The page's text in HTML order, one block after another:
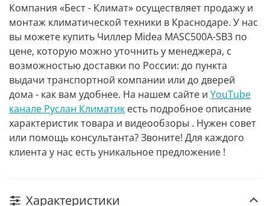
Компания «Бест - Климат» осуществляет продажу и
монтаж климатической техники в Краснодаре. У нас
вы можете купить Чиллер Midea MASC500A-SB3 по
цене, которую можно уточнить у менеджера, с
возможностью доставки по России: до пункта
выдачи транспортной компании или до дверей
дома - как вам удобнее. На нашем сайте и YouTube
канале Руслан Климатик есть подробное описание
характеристик товара и видеообзоры . Нужен совет
или помощь консультанта? Звоните! Для каждого
клиента у нас есть уникальное предложение !
Характеристики